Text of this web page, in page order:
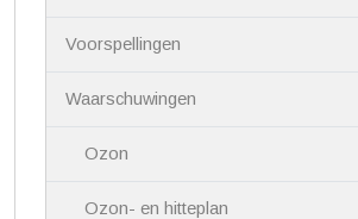
Voorspellingen
Waarschuwingen
Ozon
Ozon- en hitteplan